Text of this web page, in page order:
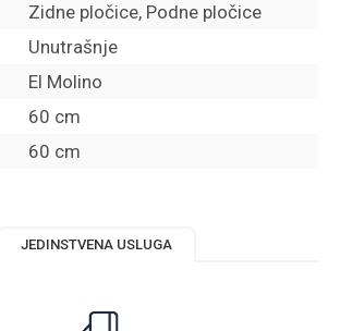
Zidne pločice, Podne pločice
Unutrašnje
El Molino
60 cm
60 cm
JEDINSTVENA USLUGA